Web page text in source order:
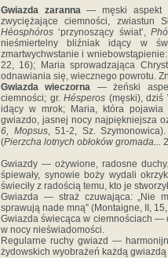
Gwiazda zaranna— męski aspekt
zwyciężające ciemności, zwiastun
Héosphóros ‘przynoszący świat’,
nieśmiertelny bliźniak idący w
zmartwychwstanie i
22, 16); Maria sprowadzająca
odnawiania się, wiecznego powrotu.
Gwiazda wieczorna — żeński
ciemności; gr.Hésperos (męski),
idący w mrok; Maria, która pojawia
gwiazdo, jasnej nocy najpiękniejsza
6, Mopsus, 51-2, Sz.
(Pierzcha lotnych obłoków gromada...
Gwiazdy — ożywione, radosne
śpiewały, synowie boży wydali
świeciły z radością temu, kto je
Gwiazda — straż czuwająca: „Nie
sprawują nade mną” (Montaigne, II, 15,
Gwiazda świecąca w ciemnościach —
w nocy nieświadomości.
Regularne ruchy gwiazd —
żydowskich wyobrażeń każdą